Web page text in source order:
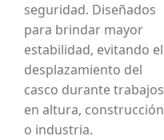
seguridad. Diseñados
para brindar mayor
estabilidad, evitando el
desplazamiento del
casco durante trabajos
en altura, construcción
o industria.